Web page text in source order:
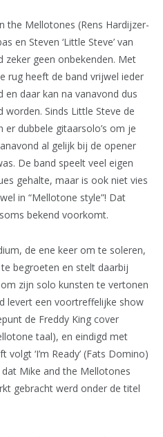
the Mellotones (Rens Hardijzer-
en Steven ‘Little Steve’ van
zeker geen onbekenden. Met
rug heeft de band vrijwel ieder
en daar kan na vanavond dus
worden. Sinds Little Steve de
dubbele gitaarsolo’s om je
al gelijk bij de opener
De band speelt veel eigen
gehalte, maar is ook niet vies
in “Mellotone style”! Dat
bekend voorkomt.
de ene keer om te soleren,
begroeten en stelt daarbij
zijn solo kunsten te vertonen
levert een voortreffelijke show
de Freddy King cover
taal), en eindigd met
volgt ‘I’m Ready’ (Fats Domino)
Mike and the Mellotones
gebracht werd onder de titel